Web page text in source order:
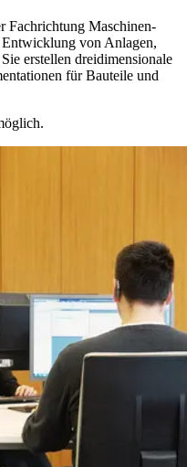
Fachrichtung Maschinen-
von Anlagen,
erstellen dreidimensionale
für Bauteile und